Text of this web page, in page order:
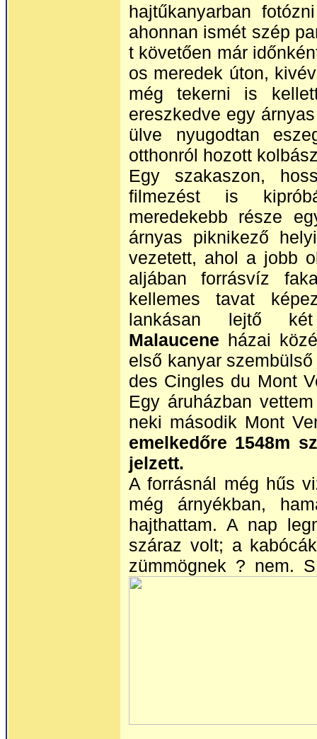
hajtűkanyarban
ahonnan ismét szép
t követően már
os meredek úton,
még tekerni is
ereszkedve egy
ülve nyugodtan
otthonról hozott
Egy szakaszon,
filmezést is
meredekebb része
árnyas piknikező
vezetett, ahol a jobb
aljában forrásvíz
kellemes tavat
lankásan lejtő
Malaucene házai
első kanyar
des Cingles du Mont
Egy áruházban
neki második Mont
emelkedőre 1548m
jelzett.
A forrásnál még hűs
még árnyékban,
hajthattam. A nap
száraz volt; a
zümmögnek ? nem.